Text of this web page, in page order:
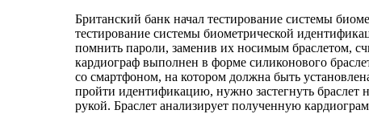
Британский банк начал тестирование системы
тестирование системы биометрической
помнить пароли, заменив их носимым браслетом,
кардиограф выполнен в форме силиконового
со смартфоном, на котором должна быть
пройти идентификацию, нужно застегнуть браслет
рукой. Браслет анализирует полученную